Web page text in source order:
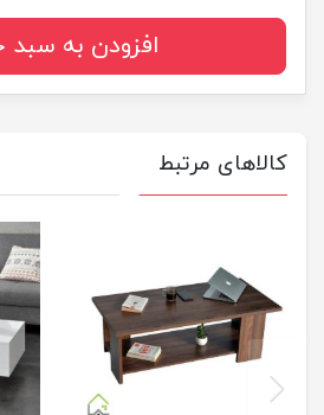
افزودن به سبد
کالاهای مرتبط
previus